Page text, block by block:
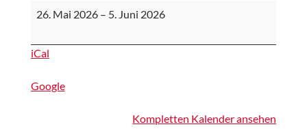
Pfingstferien
26. Mai 2026 – 5. Juni 2026
iCal
Google
Kompletten Kalender ansehen